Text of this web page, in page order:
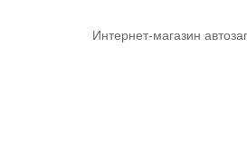
Интернет-магазин